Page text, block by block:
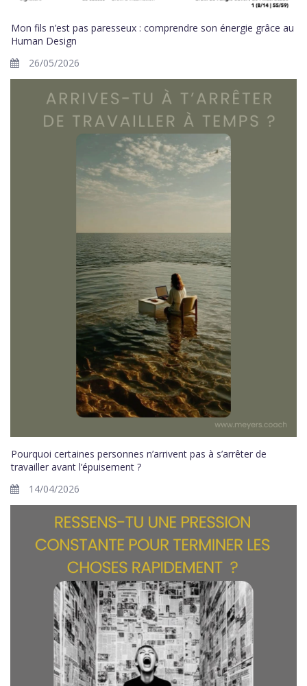
Mon fils n’est pas paresseux : comprendre son énergie grâce au
Human Design
26/05/2026
Pourquoi certaines personnes n’arrivent pas à s’arrêter de
travailler avant l’épuisement ?
14/04/2026